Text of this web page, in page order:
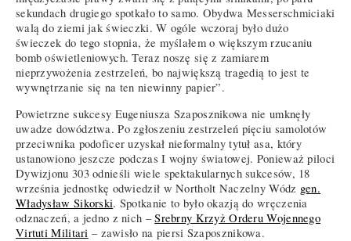
sekundach drugiego spotkało to samo. Obydwa Messerschmiciaki
walą do ziemi jak świeczki. W ogóle wczoraj było dużo
świeczek do tego stopnia, że myślałem o większym rzucaniu
bomb oświetleniowych. Teraz noszę się z zamiarem
nieprzywożenia zestrzeleń, bo największą tragedią to jest te
wywnętrzanie się na ten niewinny papier”.
Powietrzne sukcesy Eugeniusza Szaposznikowa nie umknęły
uwadze dowództwa. Po zgłoszeniu zestrzeleń pięciu samolotów
przeciwnika podoficer uzyskał nieformalny tytuł asa, który
ustanowiono jeszcze podczas I wojny światowej. Ponieważ piloci
Dywizjonu 303 odnieśli wiele spektakularnych sukcesów, 18
września jednostkę odwiedził w Northolt Naczelny Wódz gen.
Władysław Sikorski. Spotkanie to było okazją do wręczenia
odznaczeń, a jedno z nich –Srebrny Krzyż Orderu Wojennego
Virtuti Militari – zawisło na piersi Szaposznikowa.